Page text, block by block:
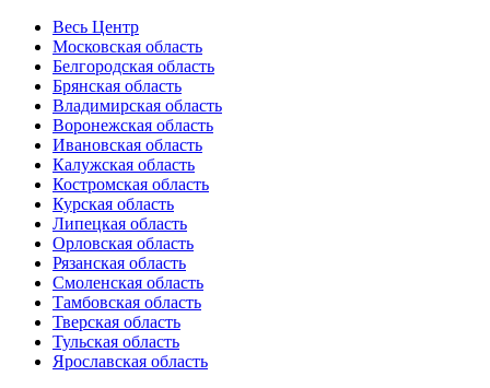
Весь Центр
Московская область
Белгородская область
Брянская область
Владимирская область
Воронежская область
Ивановская область
Калужская область
Костромская область
Курская область
Липецкая область
Орловская область
Рязанская область
Смоленская область
Тамбовская область
Тверская область
Тульская область
Ярославская область